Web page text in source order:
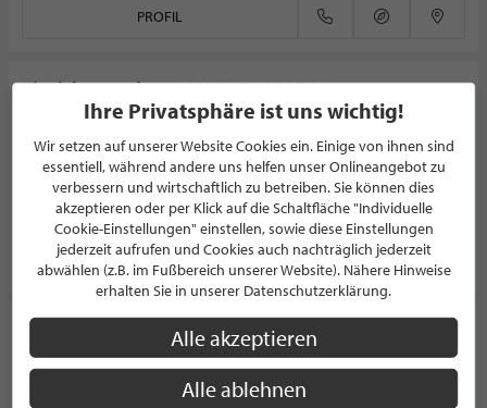
PROFIL
Einrichtungshaus SPICHER-FELDER
EINRICHTUNGSHAUS
5.0/5.0 (7)
Talblick 9-12
51515 Kürten
Deutschland
PROFIL
Haustüren Kinge
Heisterbacher Straße 39
53639 Königswinter
Deutschland
Ihre Privatsphäre ist uns wichtig!
Wir setzen auf unserer Website Cookies ein. Einige von ihnen sind
essentiell, während andere uns helfen unser Onlineangebot zu
verbessern und wirtschaftlich zu betreiben. Sie können dies
akzeptieren oder per Klick auf die Schaltfläche "Individuelle
Cookie-Einstellungen" einstellen, sowie diese Einstellungen
jederzeit aufrufen und Cookies auch nachträglich jederzeit
abwählen (z.B. im Fußbereich unserer Website). Nähere Hinweise
erhalten Sie in unserer Datenschutzerklärung.
Alle akzeptieren
Alle ablehnen